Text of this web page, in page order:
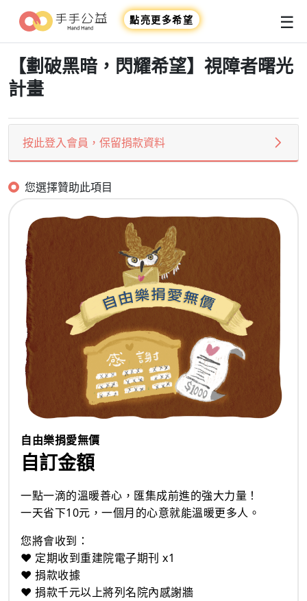
點亮更多希望 ☰
【劃破黑暗，閃耀希望】視障者曙光
計畫
按此登入會員，保留捐款資料
您選擇贊助此項目
自由樂捐愛無價
自訂金額
一點一滴的溫暖善心，匯集成前進的強大力量！
一天省下10元，一個月的心意就能溫暖更多人。
您將會收到：
❤️ 定期收到重建院電子期刊 x1
❤️ 捐款收據
❤️ 捐款千元以上將列名院內感謝牆